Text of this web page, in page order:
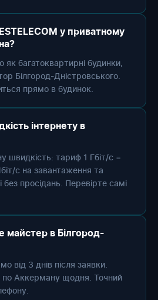
у приватному
багатоквартирні будинки,
Білгород-Дністровського.
прямо в будинок.
інтернету в
швидкість: тариф 1 Гбіт/с =
с на завантаження та
без просідань. Перевірте самі
майстер в Білгород-
від 3 днів після заявки.
Аккерману щодня. Точний